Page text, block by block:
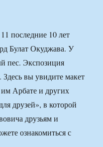
последние 10 лет
Булат Окуджава. У
пес. Экспозиция
Здесь вы увидите макет
Арбате и других
друзей», в которой
друзьям и
ознакомиться с